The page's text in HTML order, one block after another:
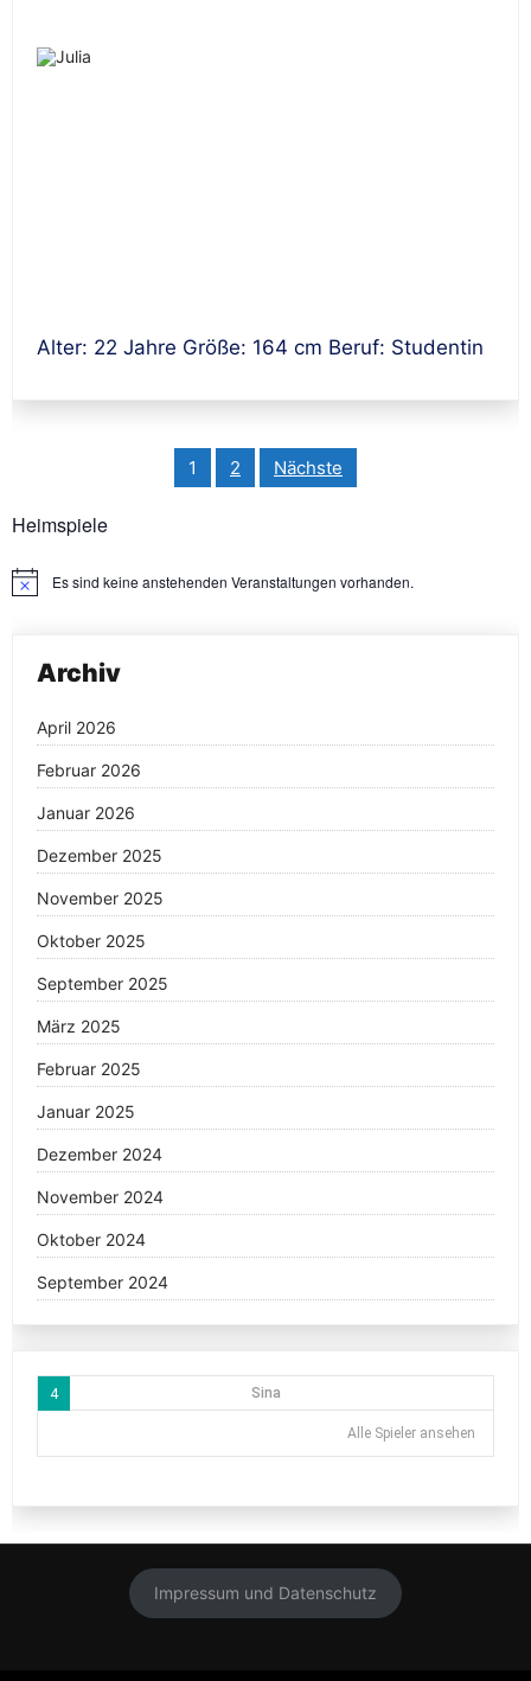
Alter: 22 Jahre Größe: 164 cm Beruf: Studentin
Seitennummerierung
Beiträge
1 2 Nächste
Heimspiele
HinweisEs sind keine anstehenden Veranstaltungen vorhanden.
Archiv
April 2026
Februar 2026
Januar 2026
Dezember 2025
November 2025
Oktober 2025
September 2025
März 2025
Februar 2025
Januar 2025
Dezember 2024
November 2024
Oktober 2024
September 2024
4 Sina
Alle Spieler ansehen
Impressum und Datenschutz